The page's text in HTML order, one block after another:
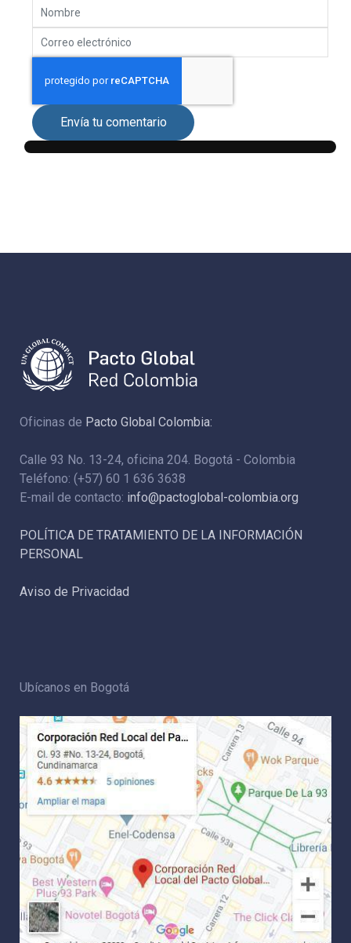
Envía tu comentario
Oficinas de Pacto Global Colombia:
Calle 93 No. 13-24, oficina 204. Bogotá - Colombia
Teléfono: (+57) 60 1 636 3638
E-mail de contacto: info@pactoglobal-colombia.org
POLÍTICA DE TRATAMIENTO DE LA INFORMACIÓN
PERSONAL
Aviso de Privacidad
Ubícanos en Bogotá